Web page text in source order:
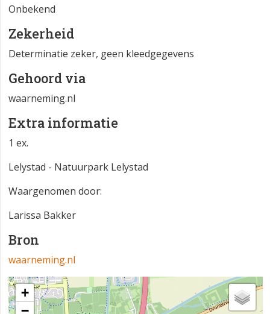
Onbekend
Zekerheid
Determinatie zeker, geen kleedgegevens
Gehoord via
waarneming.nl
Extra informatie
1 ex.
Lelystad - Natuurpark Lelystad
Waargenomen door:
Larissa Bakker
Bron
waarneming.nl
+
−